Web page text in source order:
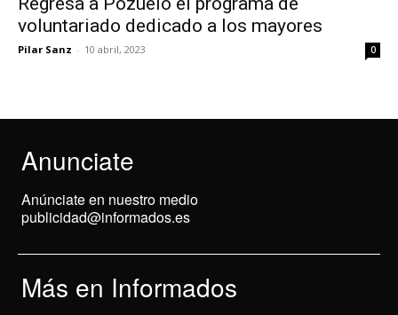
voluntariado dedicado a los mayores
Pilar Sanz - 10 abril, 2023 0
Anunciate
Anúnciate en nuestro medio
publicidad@informados.es
Más en Informados